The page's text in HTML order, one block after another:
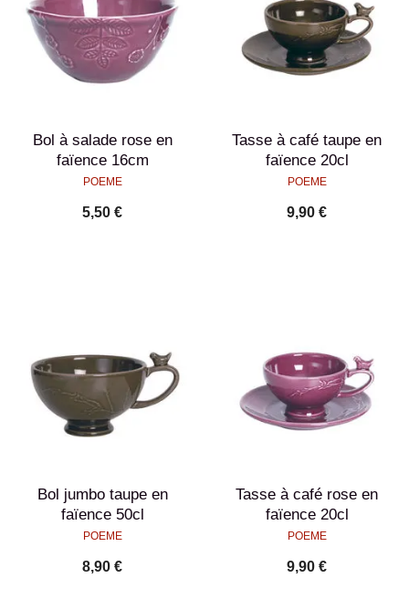
Bol à salade rose en
faïence 16cm
POEME
5,50 €
Tasse à café taupe en
faïence 20cl
POEME
9,90 €
Bol jumbo taupe en
faïence 50cl
POEME
8,90 €
Tasse à café rose en
faïence 20cl
POEME
9,90 €